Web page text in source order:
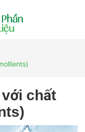
chất